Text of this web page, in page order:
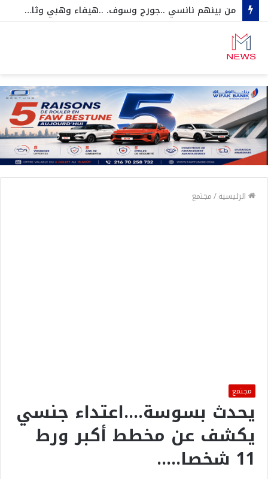
من بينهم نانسي ..جورج وسوف. ..هيفاء وهبي وثامر حين …مفاجآت كبرى على مسرح قرطاج انطلاقا من سبتمبر ….اكبر مشاهير الفن العربي في تونس
الرئيسية/مجتمع
مجتمع
يحدث بسوسة….اعتداء جنسي
يكشف عن مخطط أكبر ورط
11 شخصا…..